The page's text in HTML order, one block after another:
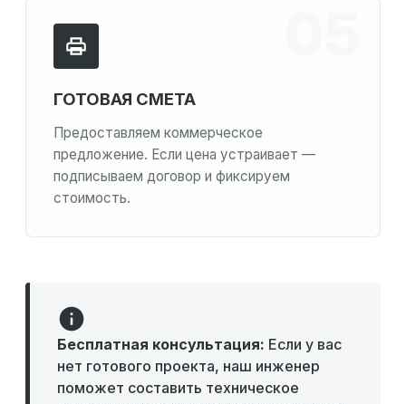
ГОТОВАЯ СМЕТА
Предоставляем коммерческое
предложение. Если цена устраивает —
подписываем договор и фиксируем
стоимость.
Бесплатная консультация: Если у вас
нет готового проекта, наш инженер
поможет составить техническое